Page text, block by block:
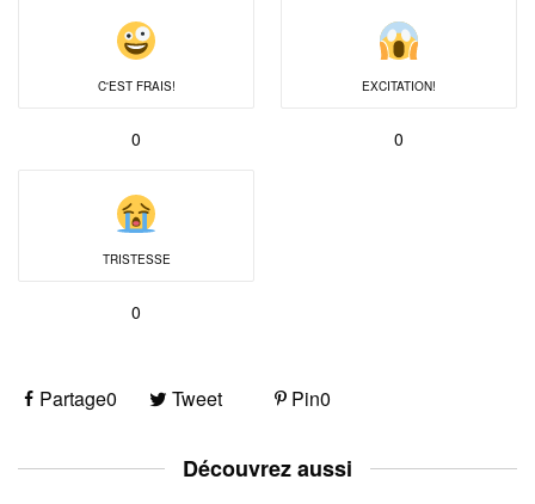
C'EST FRAIS!
0
EXCITATION!
0
TRISTESSE
0
Partage0 Tweet Pin0
Découvrez aussi